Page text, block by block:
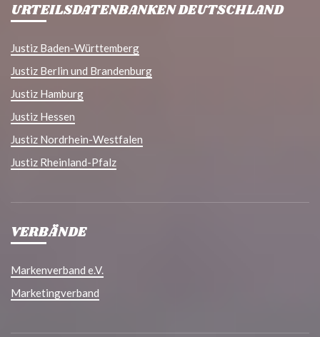
URTEILSDATENBANKEN DEUTSCHLAND
Justiz Baden-Württemberg
Justiz Berlin und Brandenburg
Justiz Hamburg
Justiz Hessen
Justiz Nordrhein-Westfalen
Justiz Rheinland-Pfalz
VERBÄNDE
Markenverband e.V.
Marketingverband